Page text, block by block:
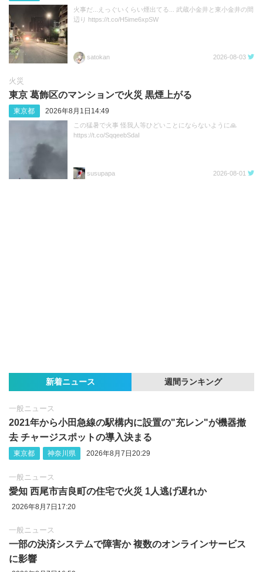
火事だ...えっぐいくらい煙出てる... 武蔵小金井と東小金井の間
辺り https://t.co/H5ime6xpSW
satokan 2026-08-03
火災
東京 葛飾区のマンションで火災 黒煙上がる
東京都 2026年8月1日14:49
この猛暑で火事 怪我人等ひどいことにならないように🙏
https://t.co/SqqeebSdaI
susupapa 2026-08-01
新着ニュース 週間ランキング
一般ニュース
2021年から小田急線の駅構内に設置の"充レン"が機器撤
去 チャージスポットの導入決まる
東京都 神奈川県 2026年8月7日20:29
一般ニュース
愛知 西尾市吉良町の住宅で火災 1人逃げ遅れか
2026年8月7日17:20
一般ニュース
一部の決済システムで障害か 複数のオンラインサービス
に影響